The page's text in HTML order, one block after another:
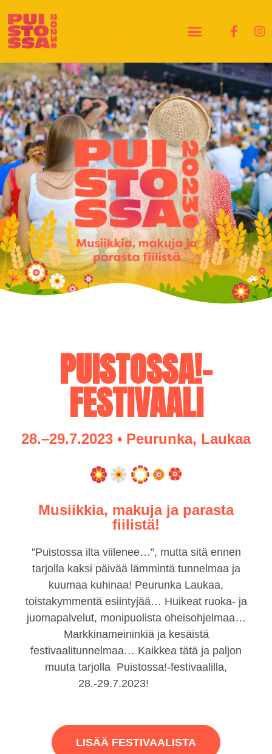
PUISTOSSA!-
FESTIVAALI
28.­–29.7.2023 • Peurunka, Laukaa
Musiikkia, makuja ja parasta
fiilistä!
”Puistossa ilta viilenee…”, mutta sitä ennen
tarjolla kaksi päivää lämmintä tunnelmaa ja
kuumaa kuhinaa! Peurunka Laukaa,
toistakymmentä esiintyjää… Huikeat ruoka- ja
juomapalvelut, monipuolista oheisohjelmaa…
Markkinameininkiä ja kesäistä
festivaalitunnelmaa… Kaikkea tätä ja paljon
muuta tarjolla Puistossa!-festivaalilla,
28.-29.7.2023!
LISÄÄ FESTIVAALISTA